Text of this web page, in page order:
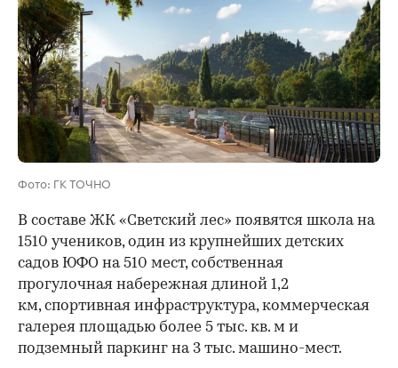
Фото: ГК ТОЧНО
В составе ЖК «Светский лес» появятся школа на
1510 учеников, один из крупнейших детских
садов ЮФО на 510 мест, собственная
прогулочная набережная длиной 1,2
км, спортивная инфраструктура, коммерческая
галерея площадью более 5 тыс. кв. м и
подземный паркинг на 3 тыс. машино-мест.